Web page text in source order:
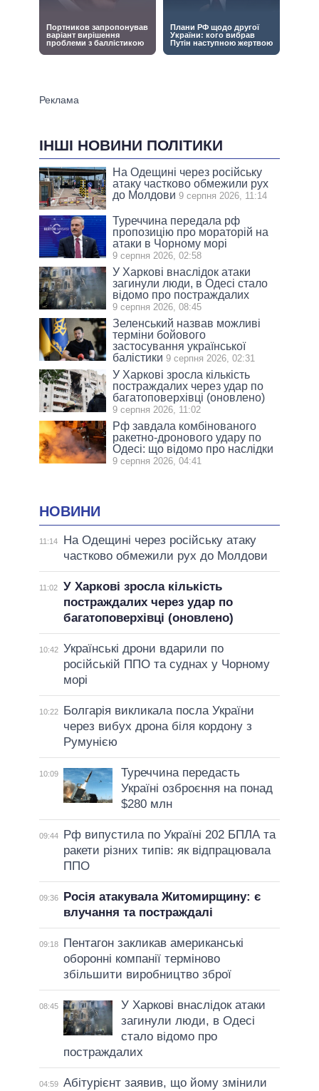
ІНШІ НОВИНИ ПОЛІТИКИ
На Одещині через російську
атаку частково обмежили рух
до Молдови 9 серпня 2026, 11:14
Туреччина передала рф
пропозицію про мораторій на
атаки в Чорному морі
9 серпня 2026, 02:58
У Харкові внаслідок атаки
загинули люди, в Одесі стало
відомо про постраждалих
9 серпня 2026, 08:45
Зеленський назвав можливі
терміни бойового
застосування української
балістики 9 серпня 2026, 02:31
У Харкові зросла кількість
постраждалих через удар по
багатоповерхівці (оновлено)
9 серпня 2026, 11:02
Рф завдала комбінованого
ракетно-дронового удару по
Одесі: що відомо про наслідки
9 серпня 2026, 04:41
НОВИНИ
11:14
На Одещині через російську атаку
частково обмежили рух до Молдови
11:02
У Харкові зросла кількість
постраждалих через удар по
багатоповерхівці (оновлено)
10:42 Українські дрони вдарили по
російській ППО та суднах у Чорному
морі
10:22
Болгарія викликала посла України
через вибух дрона біля кордону з
Румунією
10:09
Туреччина передасть
Україні озброєння на понад
$280 млн
09:44
Рф випустила по Україні 202 БПЛА та
ракети різних типів: як відпрацювала
ППО
09:36
Росія атакувала Житомирщину: є
влучання та постраждалі
09:18
Пентагон закликав американські
оборонні компанії терміново
збільшити виробництво зброї
08:45
У Харкові внаслідок атаки
загинули люди, в Одесі
стало відомо про
постраждалих
04:59 Абітурієнт заявив, що йому змінили